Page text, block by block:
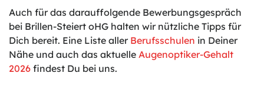
Auch für das darauffolgende Bewerbungsgespräch
bei Brillen-Steiert oHG halten wir nützliche Tipps für
Dich bereit. Eine Liste aller Berufsschulen in Deiner
Nähe und auch das aktuelle Augenoptiker-Gehalt
2026 findest Du bei uns.